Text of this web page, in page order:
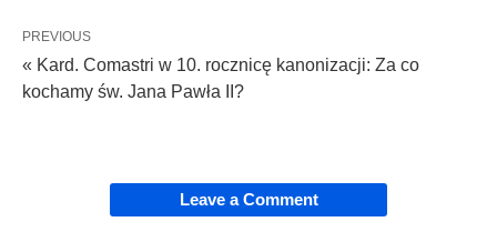
PREVIOUS
« Kard. Comastri w 10. rocznicę kanonizacji: Za co
kochamy św. Jana Pawła II?
Leave a Comment